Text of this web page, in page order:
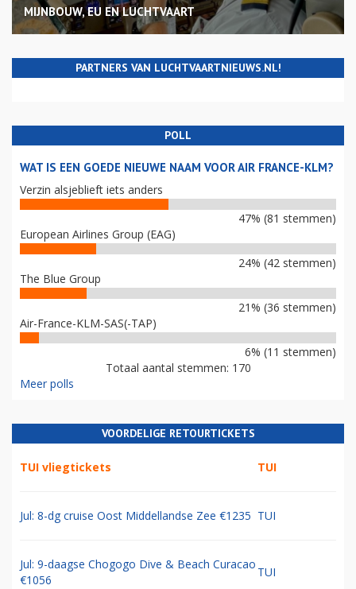
MIJNBOUW, EU EN LUCHTVAART
PARTNERS VAN LUCHTVAARTNIEUWS.NL!
POLL
WAT IS EEN GOEDE NIEUWE NAAM VOOR AIR FRANCE-KLM?
Verzin alsjeblieft iets anders
47% (81 stemmen)
European Airlines Group (EAG)
24% (42 stemmen)
The Blue Group
21% (36 stemmen)
Air-France-KLM-SAS(-TAP)
6% (11 stemmen)
Totaal aantal stemmen: 170
Meer polls
VOORDELIGE RETOURTICKETS
TUI vliegtickets TUI
Jul: 8-dg cruise Oost Middellandse Zee €1235 TUI
Jul: 9-daagse Chogogo Dive & Beach Curacao
€1056
TUI